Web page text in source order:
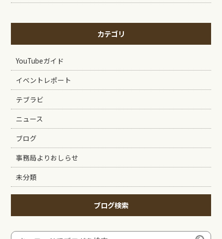
カテゴリ
YouTubeガイド
イベントレポート
テブラビ
ニュース
ブログ
事務局よりおしらせ
未分類
ブログ検索